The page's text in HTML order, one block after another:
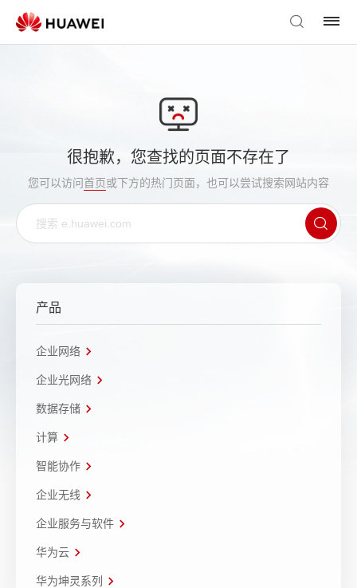
很抱歉，您查找的页面不存在了
您可以访问首页或下方的热门页面，也可以尝试搜索网站内容
产品
企业网络
企业光网络
数据存储
计算
智能协作
企业无线
企业服务与软件
华为云
华为坤灵系列